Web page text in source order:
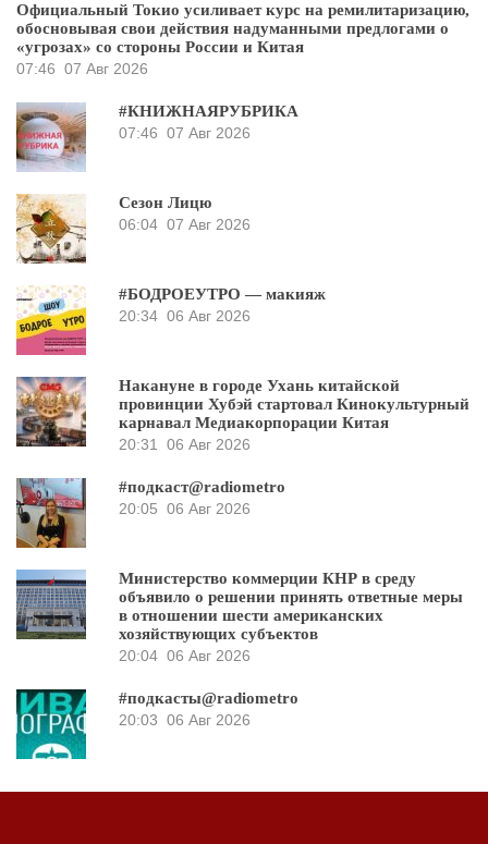
Официальный Токио усиливает курс на ремилитаризацию,
обосновывая свои действия надуманными предлогами о
«угрозах» со стороны России и Китая
07:46 07 Авг 2026
#КНИЖНАЯРУБРИКА
07:46 07 Авг 2026
Сезон Лицю
06:04 07 Авг 2026
#БОДРОЕУТРО — макияж
20:34 06 Авг 2026
Накануне в городе Ухань китайской
провинции Хубэй стартовал Кинокультурный
карнавал Медиакорпорации Китая
20:31
06 Авг 2026
#подкаст@radiometro
20:05 06 Авг 2026
Министерство коммерции КНР в среду
объявило о решении принять ответные меры
в отношении шести американских
хозяйствующих субъектов
20:04 06 Авг 2026
#подкасты@radiometro
20:03 06 Авг 2026